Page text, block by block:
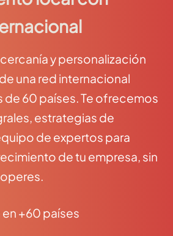
y personalización
una red internacional
de 60 países. Te ofrecemos
estrategias de
de expertos para
de tu empresa, sin
+60 países